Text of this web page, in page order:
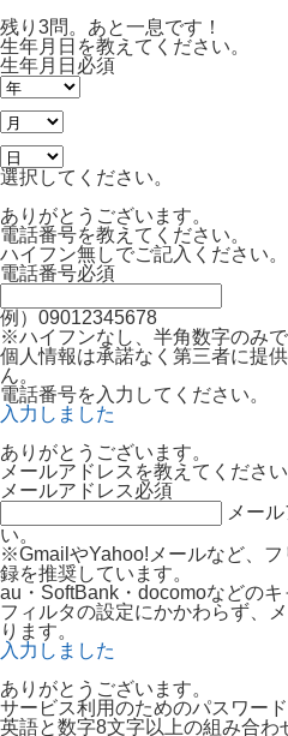
残り3問。あと一息です！
生年月日を教えてください。
生年月日 必須
選択してください。
ありがとうございます。
電話番号を教えてください。
ハイフン無しでご記入ください。
電話番号必須
例）09012345678
※ハイフンなし、半角数字のみで
個人情報は承諾なく第三者に提
ん。
電話番号を入力してください。
入力しました
ありがとうございます。
メールアドレスを教えてください
メールアドレス必須
メー
い。
※GmailやYahoo!メールなど、
録を推奨しています。
au・SoftBank・docomoなどの
フィルタの設定にかかわらず、
ります。
入力しました
ありがとうございます。
サービス利用のためのパスワー
英語と数字8文字以上の組み合わ